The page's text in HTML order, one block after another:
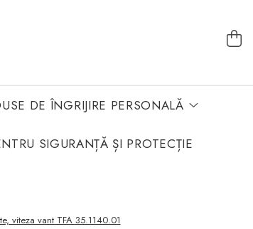
DE ÎNGRIJIRE PERSONALĂ
SIGURANȚĂ ȘI PROTECȚIE
viteza vant TFA 35.1140.01